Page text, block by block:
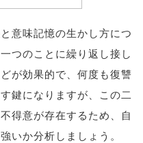
意味記憶の生かし方につ
つのことに繰り返し接し
が効果的で、何度も復讐
鍵になりますが、この二
得意が存在するため、自
いか分析しましょう。